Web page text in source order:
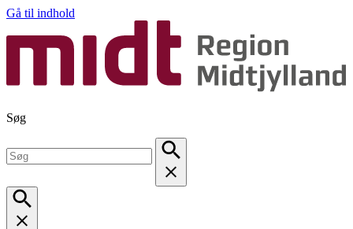
Gå til indhold
Søg